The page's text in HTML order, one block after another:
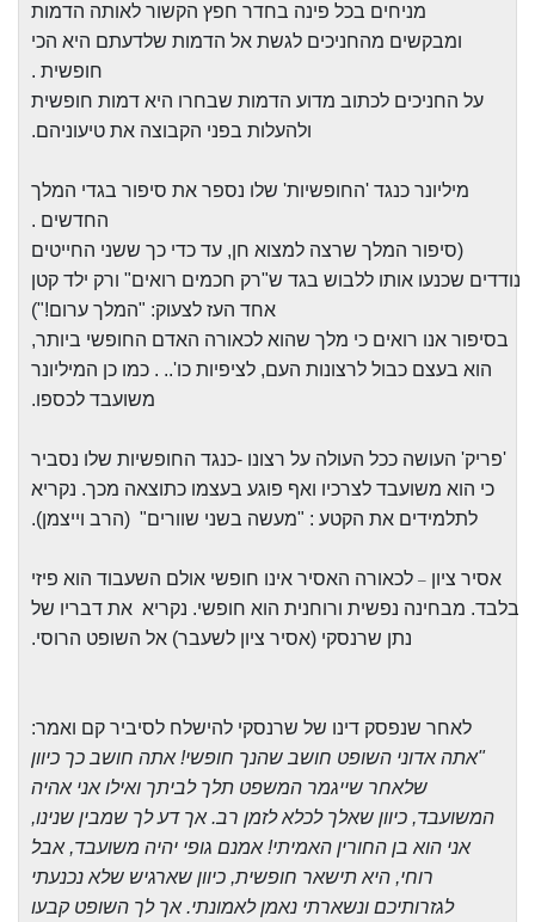
מניחים בכל פינה בחדר חפץ הקשור לאותה הדמות
ומבקשים מהחניכים לגשת אל הדמות שלדעתם היא הכי
חופשית .
על החניכים לכתוב מדוע הדמות שבחרו היא דמות חופשית
ולהעלות בפני הקבוצה את טיעוניהם.
מיליונר כנגד 'החופשיות' שלו נספר את סיפור בגדי המלך
החדשים .
(סיפור המלך שרצה למצוא חן, עד כדי כך ששני החייטים
נודדים שכנעו אותו ללבוש בגד ש"רק חכמים רואים" ורק ילד קטן
אחד העז לצעוק: "המלך ערום!")
בסיפור אנו רואים כי מלך שהוא לכאורה האדם החופשי ביותר,
הוא בעצם כבול לרצונות העם, לציפיות כו'.. . כמו כן המיליונר
משועבד לכספו.
'פריק' העושה ככל העולה על רצונו -כנגד החופשיות שלו נסביר
כי הוא משועבד לצרכיו ואף פוגע בעצמו כתוצאה מכך. נקריא
לתלמידים את הקטע : "מעשה בשני שוורים" (הרב וייצמן).
אסיר ציון – לכאורה האסיר אינו חופשי אולם השעבוד הוא פיזי
בלבד. מבחינה נפשית ורוחנית הוא חופשי. נקריא את דבריו של
נתן שרנסקי (אסיר ציון לשעבר) אל השופט הרוסי.
לאחר שנפסק דינו של שרנסקי להישלח לסיביר קם ואמר:
"אתה אדוני השופט חושב שהנך חופשי! אתה חושב כך כיוון
שלאחר שייגמר המשפט תלך לביתך ואילו אני אהיה
המשועבד, כיוון שאלך לכלא לזמן רב. אך דע לך שמבין שנינו,
אני הוא בן החורין האמיתי! אמנם גופי יהיה משועבד, אבל
רוחי, היא תישאר חופשית, כיוון שארגיש שלא נכנעתי
לגזרותיכם ונשארתי נאמן לאמונתי. אך לך השופט קבעו